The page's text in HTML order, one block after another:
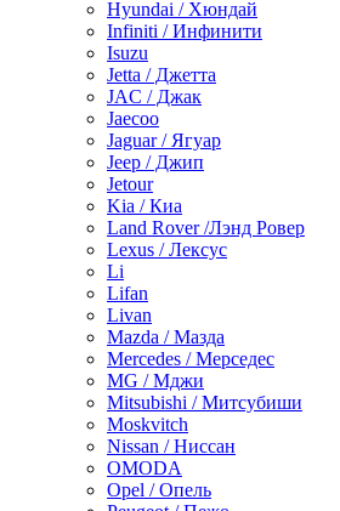
Hyundai / Хюндай
Infiniti / Инфинити
Isuzu
Jetta / Джетта
JAC / Джак
Jaecoo
Jaguar / Ягуар
Jeep / Джип
Jetour
Kia / Киа
Land Rover /Лэнд Ровер
Lexus / Лексус
Li
Lifan
Livan
Mazda / Мазда
Mercedes / Мерседес
MG / Мджи
Mitsubishi / Митсубиши
Moskvitch
Nissan / Ниссан
OMODA
Opel / Опель